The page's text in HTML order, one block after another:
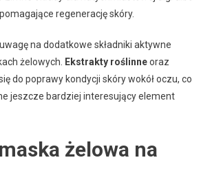
regenerację skóry.
na dodatkowe składniki aktywne
żelowych.
Ekstrakty roślinneoraz
do poprawy kondycji skóry wokół oczu, co
jeszcze bardziej interesujący element
żelowa na